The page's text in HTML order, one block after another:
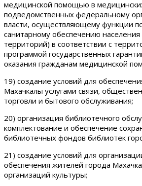
медицинской помощью в
подведомственных федеральному
власти, осуществляющему функции
санитарному обеспечению
территорий) в соответствии с
программой государственных
оказания гражданам медицинской
19) создание условий для
Махачкалы услугами связи,
торговли и бытового обслуживания;
20) организация библиотечного
комплектование и обеспечение
библиотечных фондов библиотек
21) создание условий для
обеспечения жителей города
организаций культуры;